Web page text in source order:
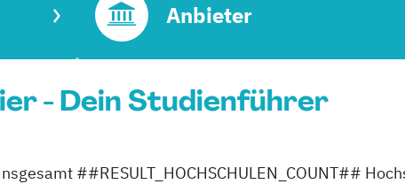
Anbieter
- Dein Studienführer
##RESULT_HOCHSCHULEN_COUNT##